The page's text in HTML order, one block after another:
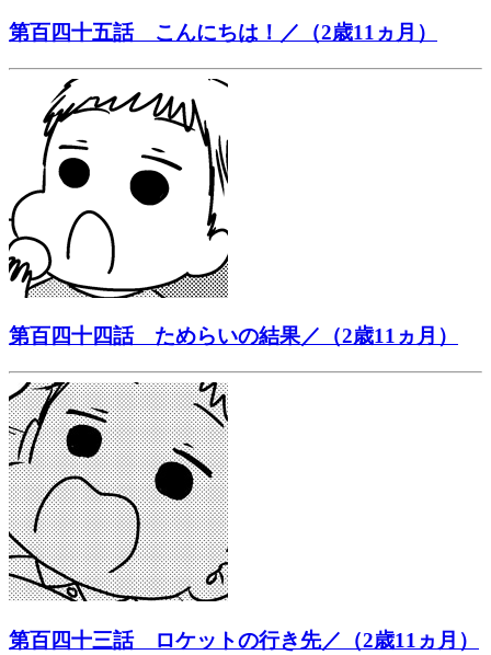
第百四十五話 こんにちは！／（2歳11ヵ月）
第百四十四話 ためらいの結果／（2歳11ヵ月）
第百四十三話 ロケットの行き先／（2歳11ヵ月）